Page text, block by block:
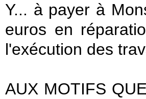
Y... à payer à
euros en
l'exécution des
AUX MOTIFS